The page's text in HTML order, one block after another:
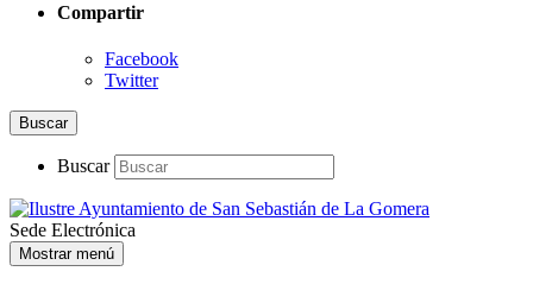
Compartir
Facebook
Twitter
Buscar
Buscar
Sede Electrónica
Mostrar menú